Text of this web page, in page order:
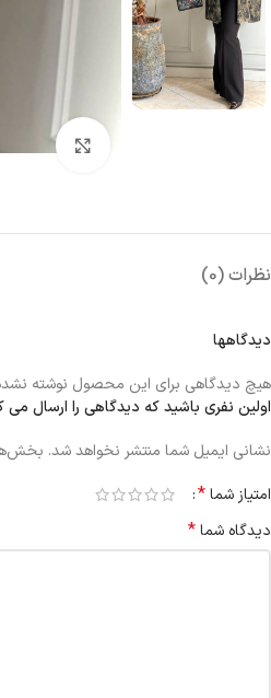
نظرات (0)
دیدگاهها
هیچ دیدگاهی برای این محصول نوشته
اولین نفری باشید که دیدگاهی را ارسال می
نشانی ایمیل شما منتشر نخواهد شد.
امتیاز شما*
دیدگاه شما*